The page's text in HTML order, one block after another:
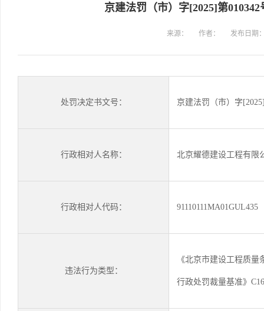
京建法罚（市）字[2025]第
来源： 作者： 发布日期
处罚决定书文号： 京建法罚（市）字
行政相对人名称： 北京耀德建设工程有限
行政相对人代码： 91110111MA01GUL435
违法行为类型：
《北京市建设工程质
行政处罚裁量基准》